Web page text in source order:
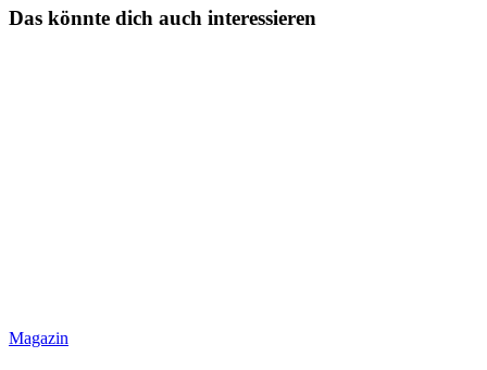
Das könnte dich auch interessieren
Magazin